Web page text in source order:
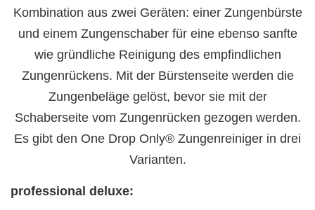
Kombination aus zwei Geräten: einer Zungenbürste
und einem Zungenschaber für eine ebenso sanfte
wie gründliche Reinigung des empfindlichen
Zungenrückens. Mit der Bürstenseite werden die
Zungenbeläge gelöst, bevor sie mit der
Schaberseite vom Zungenrücken gezogen werden.
Es gibt den One Drop Only® Zungenreiniger in drei
Varianten.
professional deluxe: